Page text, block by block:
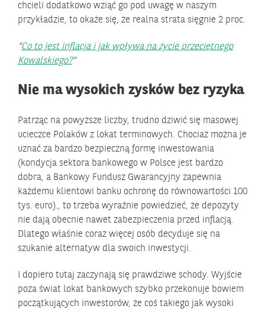
chcieli dodatkowo wziąć go pod uwagę w naszym
przykładzie, to okaże się, że realna strata sięgnie 2 proc.
Co to jest inflacja i jak wpływa na życie przeciętnego
Kowalskiego?
Nie ma wysokich zysków bez ryzyka
Patrząc na powyższe liczby, trudno dziwić się masowej
ucieczce Polaków z lokat terminowych. Chociaż można je
uznać za bardzo bezpieczną formę inwestowania
(kondycja sektora bankowego w Polsce jest bardzo
dobra, a Bankowy Fundusz Gwarancyjny zapewnia
każdemu klientowi banku ochronę do równowartości 100
tys. euro)., to trzeba wyraźnie powiedzieć, że depozyty
nie dają obecnie nawet zabezpieczenia przed inflacją.
Dlatego właśnie coraz więcej osób decyduje się na
szukanie alternatyw dla swoich inwestycji.
I dopiero tutaj zaczynają się prawdziwe schody. Wyjście
poza świat lokat bankowych szybko przekonuje bowiem
początkujących inwestorów, że coś takiego jak wysoki